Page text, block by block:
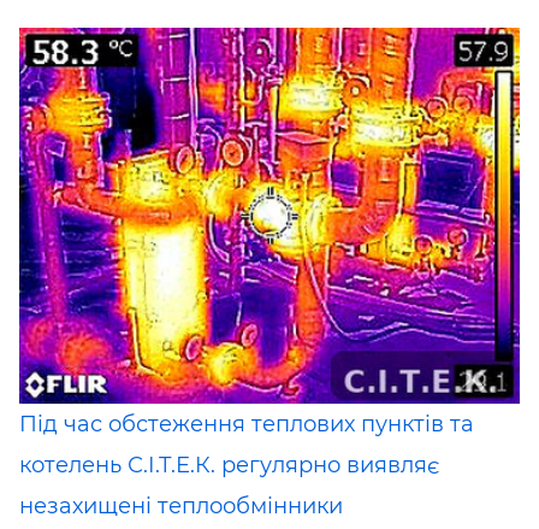
Під час обстеження теплових пунктів та
котелень С.І.Т.Е.К. регулярно виявляє
незахищені теплообмінники